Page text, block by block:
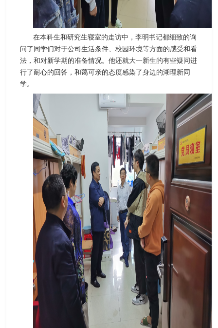
在本科生和研究生寝室的走访中，李明书记都细致的询
问了同学们对于公司生活条件、校园环境等方面的感受和看
法，和对新学期的准备情况。他还就大一新生的有些疑问进
行了耐心的回答，和蔼可亲的态度感染了身边的湖理新同
学。